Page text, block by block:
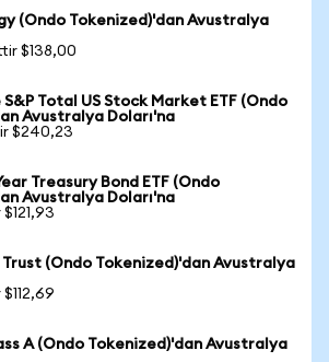
(Ondo Tokenized)'dan Avustralya
$138,00
Total US Stock Market ETF (Ondo
Avustralya Doları'na
$240,23
Treasury Bond ETF (Ondo
Avustralya Doları'na
Trust (Ondo Tokenized)'dan Avustralya
A (Ondo Tokenized)'dan Avustralya